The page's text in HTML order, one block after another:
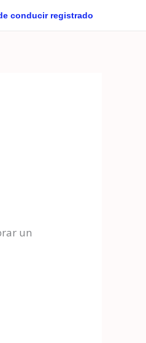
conducir registrado
un